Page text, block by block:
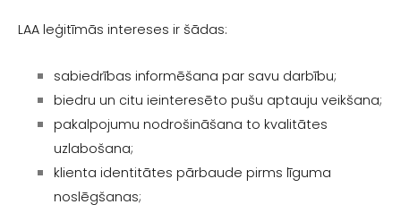
LAA leģitīmās intereses ir šādas:
sabiedrības informēšana par savu darbību;
biedru un citu ieinteresēto pušu aptauju veikšana;
pakalpojumu nodrošināšana to kvalitātes
uzlabošana;
klienta identitātes pārbaude pirms līguma
noslēgšanas;